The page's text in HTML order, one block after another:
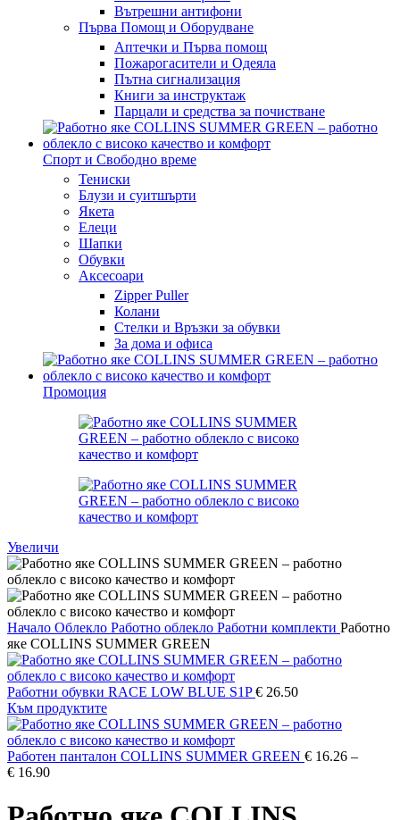
Вътрешни антифони
Първа Помощ и Оборудване
Аптечки и Първа помощ
Пожарогасители и Одеяла
Пътна сигнализация
Книги за инструктаж
Парцали и средства за почистване
Спорт и Свободно време
Тениски
Блузи и суитшърти
Якета
Елеци
Шапки
Обувки
Аксесоари
Zipper Puller
Колани
Стелки и Връзки за обувки
За дома и офиса
Промоция
Увеличи
Начало Облекло Работно облекло Работни комплекти Работно
яке COLLINS SUMMER GREEN
Работни обувки RACE LOW BLUE S1P€ 26.50
Към продуктите
Работен панталон COLLINS SUMMER GREEN € 16.26 –
€ 16.90Price
€ 16.26